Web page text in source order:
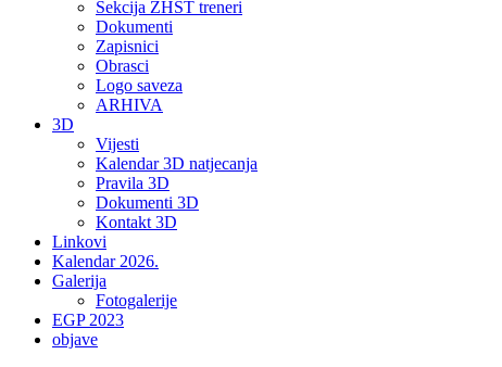
Sekcija ZHST treneri
Dokumenti
Zapisnici
Obrasci
Logo saveza
ARHIVA
3D
Vijesti
Kalendar 3D natjecanja
Pravila 3D
Dokumenti 3D
Kontakt 3D
Linkovi
Kalendar 2026.
Galerija
Fotogalerije
EGP 2023
objave